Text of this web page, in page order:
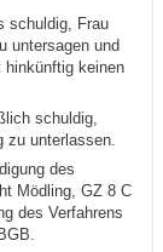
schuldig, Frau
untersagen und
keinen
schuldig,
zu unterlassen.
des
Mödling, GZ 8 C
des Verfahrens